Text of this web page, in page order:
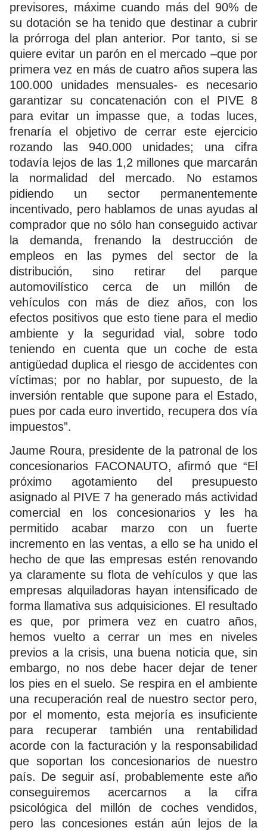
previsores, máxime cuando más del 90% de
su dotación se ha tenido que destinar a cubrir
la prórroga del plan anterior. Por tanto, si se
quiere evitar un parón en el mercado –que por
primera vez en más de cuatro años supera las
100.000 unidades mensuales- es necesario
garantizar su concatenación con el PIVE 8
para evitar un impasse que, a todas luces,
frenaría el objetivo de cerrar este ejercicio
rozando las 940.000 unidades; una cifra
todavía lejos de las 1,2 millones que marcarán
la normalidad del mercado. No estamos
pidiendo un sector permanentemente
incentivado, pero hablamos de unas ayudas al
comprador que no sólo han conseguido activar
la demanda, frenando la destrucción de
empleos en las pymes del sector de la
distribución, sino retirar del parque
automovilístico cerca de un millón de
vehículos con más de diez años, con los
efectos positivos que esto tiene para el medio
ambiente y la seguridad vial, sobre todo
teniendo en cuenta que un coche de esta
antigüedad duplica el riesgo de accidentes con
víctimas; por no hablar, por supuesto, de la
inversión rentable que supone para el Estado,
pues por cada euro invertido, recupera dos vía
impuestos”.
Jaume Roura, presidente de la patronal de los
concesionarios FACONAUTO, afirmó que “El
próximo agotamiento del presupuesto
asignado al PIVE 7 ha generado más actividad
comercial en los concesionarios y les ha
permitido acabar marzo con un fuerte
incremento en las ventas, a ello se ha unido el
hecho de que las empresas estén renovando
ya claramente su flota de vehículos y que las
empresas alquiladoras hayan intensificado de
forma llamativa sus adquisiciones. El resultado
es que, por primera vez en cuatro años,
hemos vuelto a cerrar un mes en niveles
previos a la crisis, una buena noticia que, sin
embargo, no nos debe hacer dejar de tener
los pies en el suelo. Se respira en el ambiente
una recuperación real de nuestro sector pero,
por el momento, esta mejoría es insuficiente
para recuperar también una rentabilidad
acorde con la facturación y la responsabilidad
que soportan los concesionarios de nuestro
país. De seguir así, probablemente este año
conseguiremos acercarnos a la cifra
psicológica del millón de coches vendidos,
pero las concesiones están aún lejos de la